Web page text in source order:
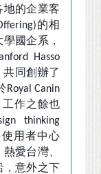
的企業客
的相
國企系，
Hasso
共同創辦了
Royal Canin
工作之餘也
thinking
用者中心
愛台灣、
，意外之下